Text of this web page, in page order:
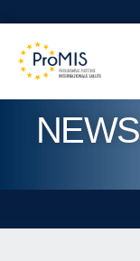
NEWS